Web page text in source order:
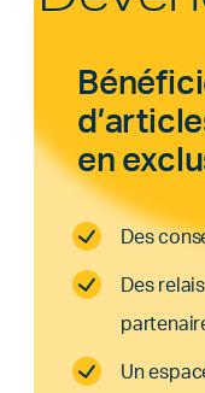
en
Des
Des
Un